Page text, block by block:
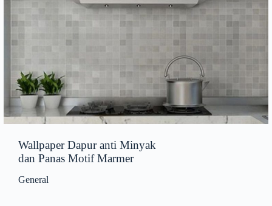
Wallpaper Dapur anti Minyak
dan Panas Motif Marmer
General